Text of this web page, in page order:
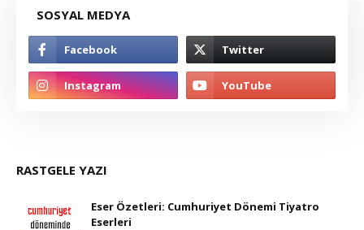
SOSYAL MEDYA
RASTGELE YAZI
Eser Özetleri: Cumhuriyet Dönemi Tiyatro
Eserleri